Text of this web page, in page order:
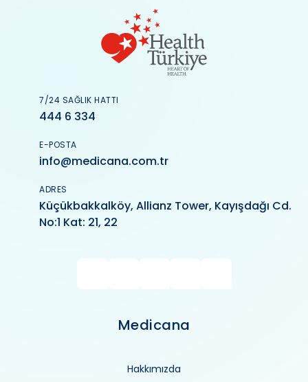
7/24 SAĞLIK HATTI
444 6 334
E-POSTA
info@medicana.com.tr
ADRES
Küçükbakkalköy, Allianz Tower, Kayışdağı Cd.
No:1 Kat: 21, 22
Medicana
Hakkımızda